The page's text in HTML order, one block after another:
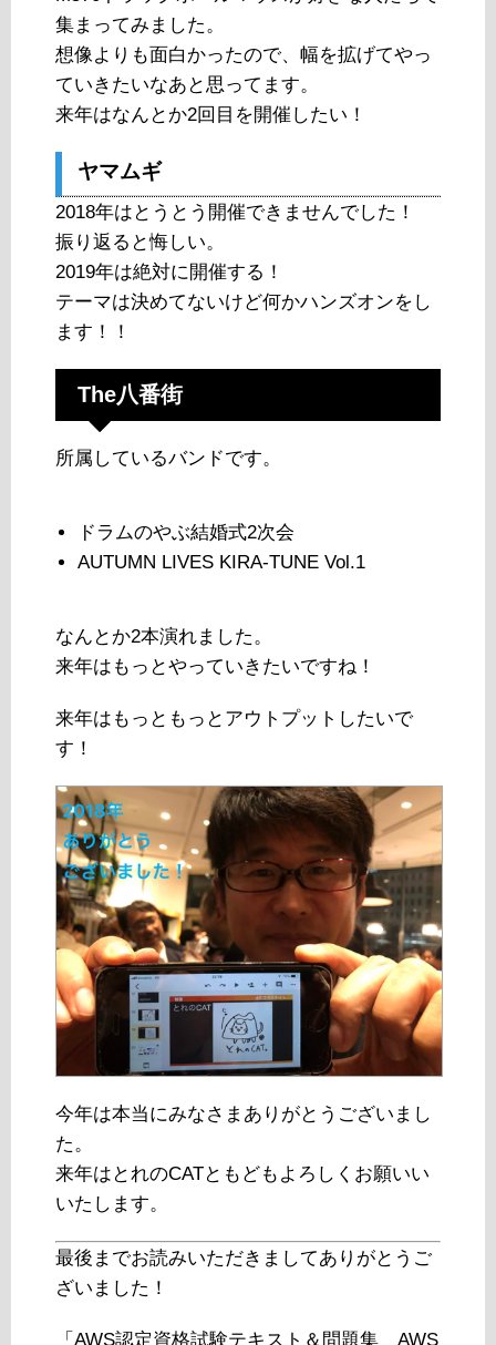
集まってみました。
想像よりも面白かったので、幅を拡げてやっ
ていきたいなあと思ってます。
来年はなんとか2回目を開催したい！
ヤマムギ
2018年はとうとう開催できませんでした！
振り返ると悔しい。
2019年は絶対に開催する！
テーマは決めてないけど何かハンズオンをし
ます！！
The八番街
所属しているバンドです。
ドラムのやぶ結婚式2次会
AUTUMN LIVES KIRA-TUNE Vol.1
なんとか2本演れました。
来年はもっとやっていきたいですね！
来年はもっともっとアウトプットしたいで
す！
今年は本当にみなさまありがとうございまし
た。
来年はとれのCATともどもよろしくお願いい
いたします。
最後までお読みいただきましてありがとうご
ざいました！
「AWS認定資格試験テキスト＆問題集 AWS